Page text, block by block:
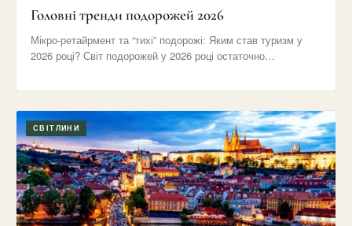
Головні тренди подорожей 2026
Мікро-ретайрмент та “тихі” подорожі: Яким став туризм у
2026 році? Світ подорожей у 2026 році остаточно
СВІТЛИНИ